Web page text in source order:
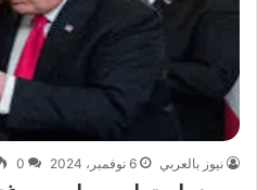
نيوز بالعربي 6 نوفمبر، 2024 0